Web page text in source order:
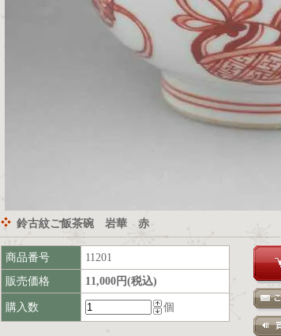
鈴古紋ご飯茶碗 岩華 赤
商品番号
11201
販売価格
11,000円(税込)
購入数 個